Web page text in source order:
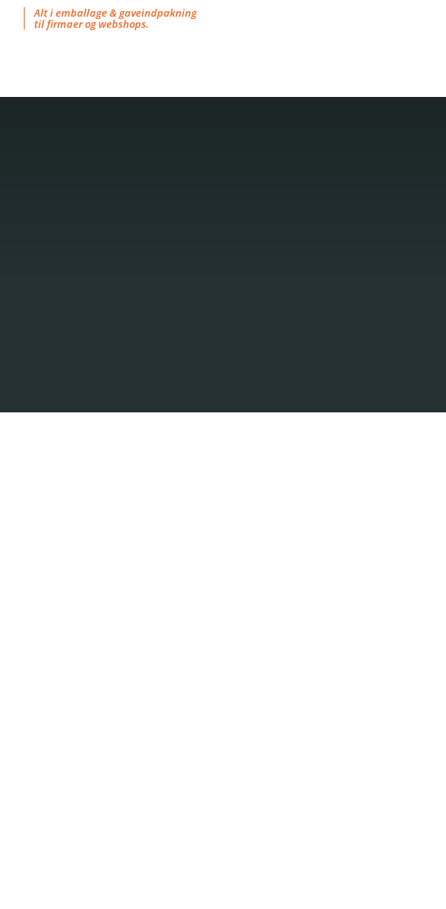
Alt i emballage & gaveindpakning
til firmaer og webshops.